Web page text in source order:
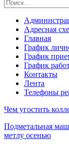
Адресная
Главная
График
График
График
Контакты
Лента
Телефоны
Чем угостить
Подметальная
метлу осенью